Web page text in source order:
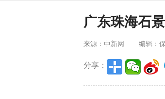
广东珠海石
来源：中新网 编辑：
分享：